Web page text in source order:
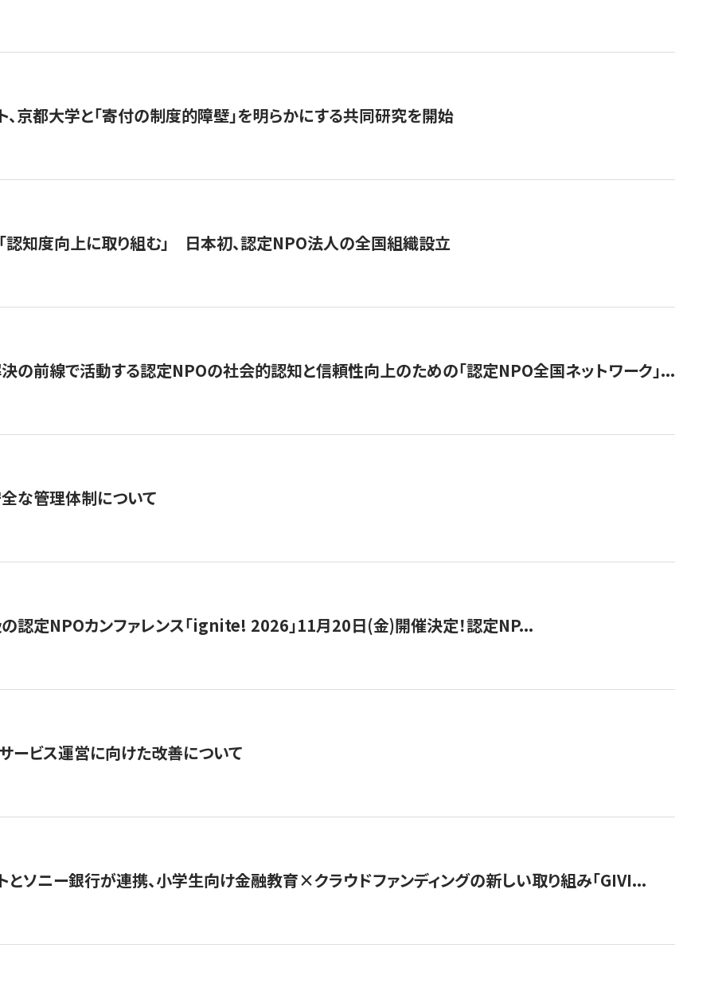
、京都大学と「寄付の制度的障壁」を明らかにする共同研究を開始
認知度向上に取り組む」 日本初、認定NPO法人の全国組織設立
の前線で活動する認定NPOの社会的認知と信頼性向上のための「認定NPO全国ネットワーク」...
な管理体制について
認定NPOカンファレンス「ignite! 2026」11月20日(金)開催決定！認定NP...
ービス運営に向けた改善について
とソニー銀行が連携、小学生向け金融教育×クラウドファンディングの新しい取り組み「GIVI...